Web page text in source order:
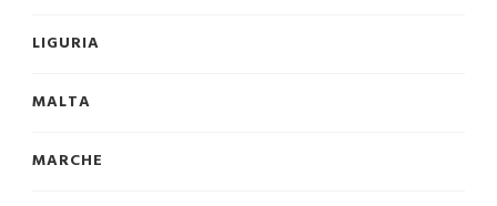
LIGURIA
MALTA
MARCHE